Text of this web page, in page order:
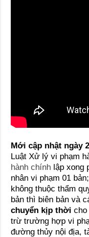
Mới cập nhật ngày
Luật Xử lý vi phạm
hành chính lập xong
nhân vi phạm 01
không thuộc thẩm
bản thì biên bản và
chuyển kịp thời
trừ trường hợp vi
đường thủy nội địa,